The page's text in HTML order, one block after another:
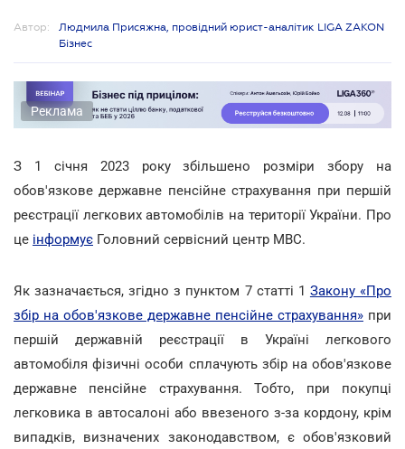
Автор:
Людмила Присяжна, провідний юрист-аналітик LIGA ZAKON
Бізнес
Реклама
З 1 січня 2023 року збільшено розміри збору на
обов'язкове державне пенсійне страхування при першій
реєстрації легкових автомобілів на території України. Про
це інформує Головний сервісний центр МВС.
Як зазначається, згідно з пунктом 7 статті 1 Закону «Про
збір на обов'язкове державне пенсійне страхування» при
першій державній реєстрації в Україні легкового
автомобіля фізичні особи сплачують збір на обов'язкове
державне пенсійне страхування. Тобто, при покупці
легковика в автосалоні або ввезеного з-за кордону, крім
випадків, визначених законодавством, є обов'язковий